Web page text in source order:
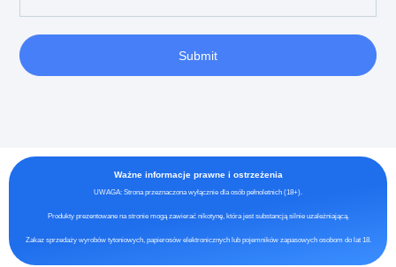
Submit
Ważne informacje prawne i ostrzeżenia
UWAGA: Strona przeznaczona wyłącznie dla osób pełnoletnich (18+).
Produkty prezentowane na stronie mogą zawierać nikotynę, która jest substancją silnie uzależniającą.
Zakaz sprzedaży wyrobów tytoniowych, papierosów elektronicznych lub pojemników zapasowych osobom do lat 18.